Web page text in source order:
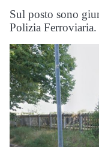
Sul posto sono
Polizia Ferroviaria.